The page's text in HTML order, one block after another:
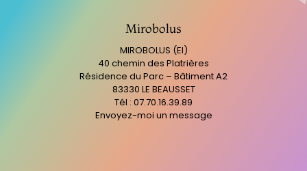
Mirobolus
MIROBOLUS (EI)
40 chemin des Platrières
Résidence du Parc – Bâtiment A2
83330 LE BEAUSSET
Tél : 07.70.16.39.89
Envoyez-moi un message